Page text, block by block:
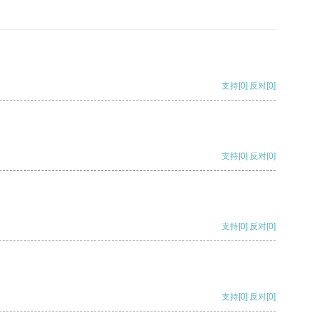
支持[0] 反对[0]
支持[0] 反对[0]
支持[0] 反对[0]
支持[0] 反对[0]